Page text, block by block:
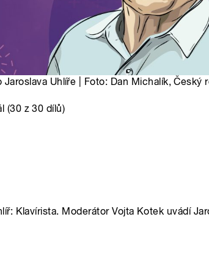
Jaroslava Uhlíře | Foto: Dan Michalík, Český
(30 z 30 dílů)
Klavírista. Moderátor Vojta Kotek uvádí